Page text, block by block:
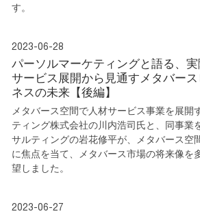
す。
2023-06-28
パーソルマーケティングと語る、
サービス展開から見通すメタバース
ネスの未来【後編】
メタバース空間で人材サービス事業を展開
ティング株式会社の川内浩司氏と、同事業
サルティングの岩花修平が、メタバース空
に焦点を当て、メタバース市場の将来像を
望しました。
2023-06-27